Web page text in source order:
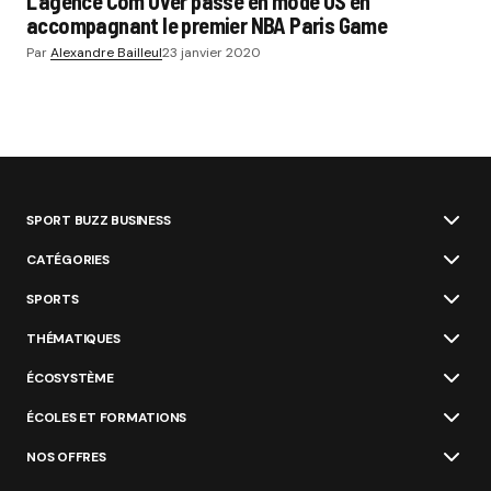
accompagnant le premier NBA Paris Game
ParAlexandre Bailleul23 janvier 2020
SPORT BUZZ BUSINESS
CATÉGORIES
SPORTS
THÉMATIQUES
ÉCOSYSTÈME
ÉCOLES ET FORMATIONS
NOS OFFRES